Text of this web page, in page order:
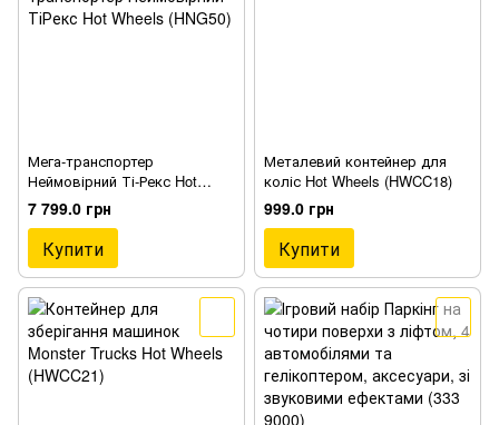
Мега-транспортер
Неймовірний Ті-Рекс Hot
Wheels (HNG50) → Мега-
транспортер Неймовірний
ТіРекс Hot Wheels (HNG50)
7 799.0 грн
Купити
Металевий контейнер для
коліс Hot Wheels (HWCC18)
999.0 грн
Купити